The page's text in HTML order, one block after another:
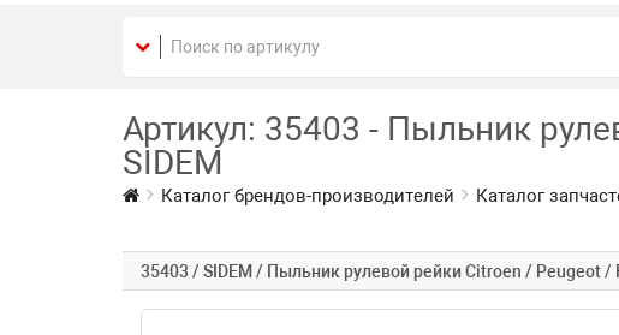
Артикул: 35403 - Пыльник
SIDEM
Каталог брендов-производителей Каталог
35403 / SIDEM / Пыльник рулевой рейки Citroen / Peugeot /